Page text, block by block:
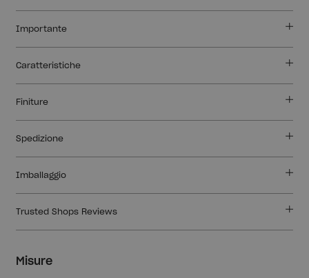
Misure
Importante
Caratteristiche
Finiture
Spedizione
Imballaggio
Trusted Shops Reviews